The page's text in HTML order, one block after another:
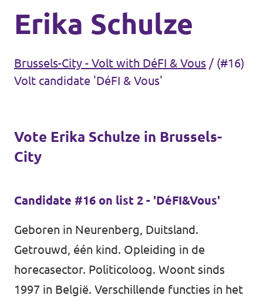
Become a member
Saint-Gilles - Sint-Gillis
Koekelberg
Homepage
Support Volt
Erika Schulze
Brussels-City - Volt with DéFI & Vous / (#16)
Volt candidate 'DéFI & Vous'
Vote Erika Schulze in Brussels-
City
Candidate #16 on list 2 - 'DéFI&Vous'
Geboren in Neurenberg, Duitsland.
Getrouwd, één kind. Opleiding in de
horecasector. Politicoloog. Woont sinds
1997 in België. Verschillende functies in het